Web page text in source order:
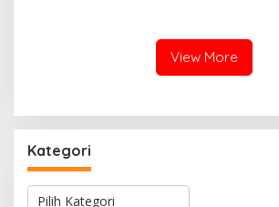
View More
Kategori
K